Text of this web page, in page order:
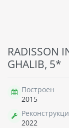
RADISSON
GHALIB, 5*
Построен
2015
2022